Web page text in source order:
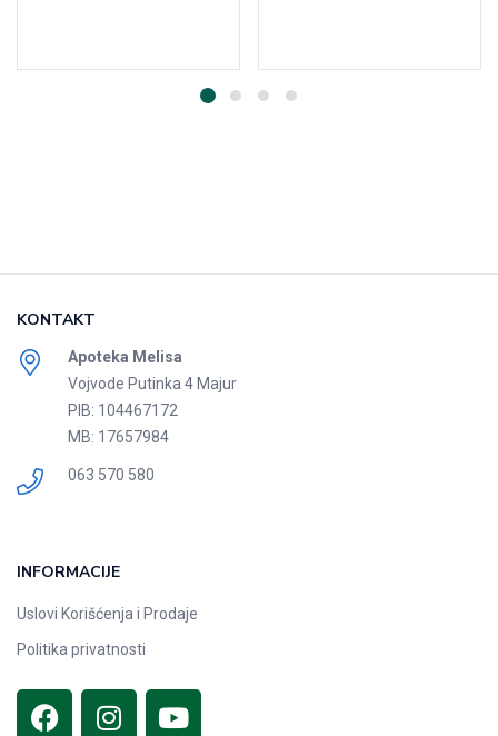
KONTAKT
Apoteka Melisa
Vojvode Putinka 4 Majur
PIB: 104467172
MB: 17657984
063 570 580
INFORMACIJE
Uslovi Korišćenja i Prodaje
Politika privatnosti